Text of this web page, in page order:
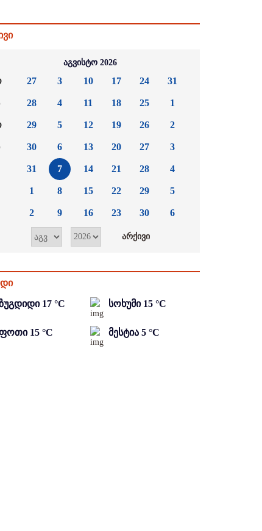
აგვისტო 2026
27
28
29
30
31
1
2
3
4
5
6
7
8
9
10
11
12
13
14
15
16
17
18
19
20
21
22
23
24
25
26
27
28
29
30
31
1
2
3
4
5
6
17 °C სოხუმი 15 °C
15 °C მესტია 5 °C